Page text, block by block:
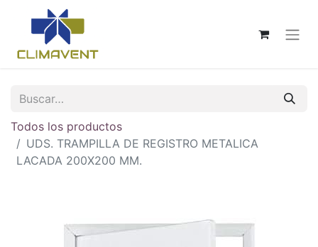
Todos los productos
UDS. TRAMPILLA DE REGISTRO METALICA
LACADA 200X200 MM.